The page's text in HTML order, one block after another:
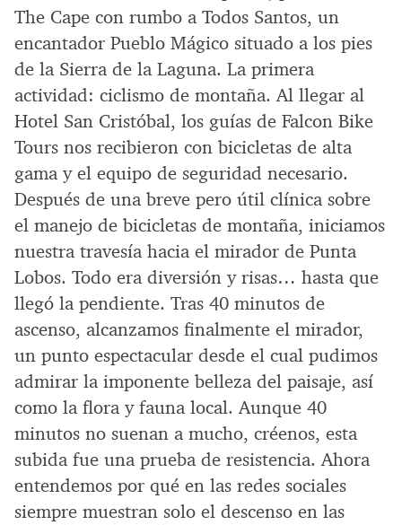
The Cape con rumbo a Todos Santos, un
encantador Pueblo Mágico situado a los pies
de la Sierra de la Laguna. La primera
actividad: ciclismo de montaña. Al llegar al
Hotel San Cristóbal, los guías de Falcon Bike
Tours nos recibieron con bicicletas de alta
gama y el equipo de seguridad necesario.
Después de una breve pero útil clínica sobre
el manejo de bicicletas de montaña, iniciamos
nuestra travesía hacia el mirador de Punta
Lobos. Todo era diversión y risas… hasta que
llegó la pendiente. Tras 40 minutos de
ascenso, alcanzamos finalmente el mirador,
un punto espectacular desde el cual pudimos
admirar la imponente belleza del paisaje, así
como la flora y fauna local. Aunque 40
minutos no suenan a mucho, créenos, esta
subida fue una prueba de resistencia. Ahora
entendemos por qué en las redes sociales
siempre muestran solo el descenso en las